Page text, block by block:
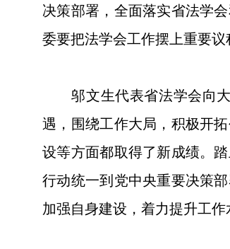
决策部署，全面落实省法学
委要把法学会工作摆上重要议
邬文生代表省法学会向大
遇，围绕工作大局，积极开
设等方面都取得了新成绩。
行动统一到党中央重要决策
加强自身建设，着力提升工